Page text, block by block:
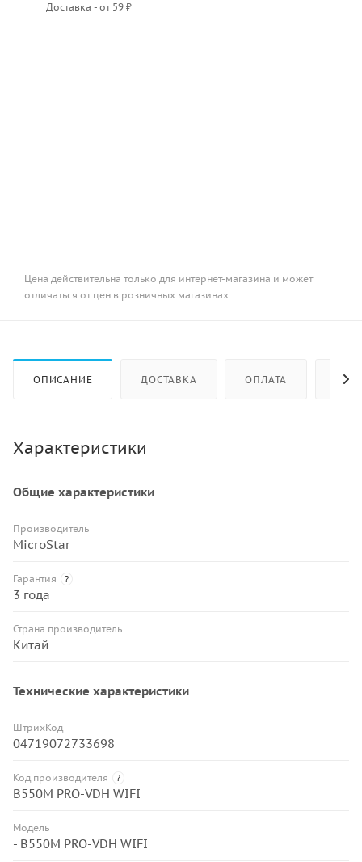
Доставка - от 59 ₽
Цена действительна только для интернет-магазина и может
отличаться от цен в розничных магазинах
ОПИСАНИЕ ДОСТАВКА ОПЛАТА
Характеристики
Общие характеристики
Производитель
MicroStar
Гарантия ?
3 года
Страна производитель
Китай
Технические характеристики
ШтрихКод
04719072733698
Код производителя ?
B550M PRO-VDH WIFI
Модель
- B550M PRO-VDH WIFI